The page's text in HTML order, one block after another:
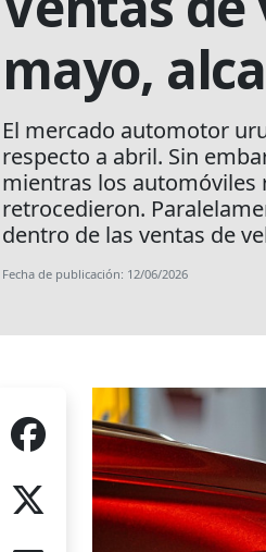
mayo,
El mercado automotor
respecto a abril. Sin
mientras los automóviles
retrocedieron.
dentro de las ventas de
Fecha de publicación: 12/06/2026